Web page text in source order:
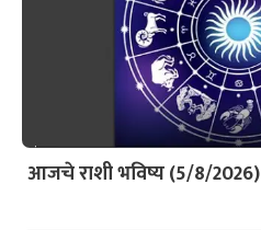
आजचे राशी भविष्य (5/8/2026)